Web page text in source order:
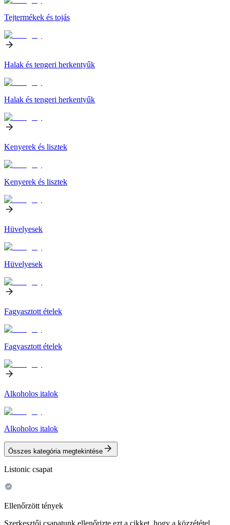
Tejtermékek és tojás
Halak és tengeri herkentyűk
Halak és tengeri herkentyűk
Kenyerek és lisztek
Kenyerek és lisztek
Hüvelyesek
Hüvelyesek
Fagyasztott ételek
Fagyasztott ételek
Alkoholos italok
Alkoholos italok
Összes kategória megtekintése
Listonic csapat
Ellenőrzött tények
Szerkesztői csapatunk ellenőrizte ezt a cikket, hogy a közzététel